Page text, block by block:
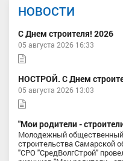
НОВОСТИ
С Днем строителя! 2026
05 августа 2026 16:33
НОСТРОЙ. С Днем
05 августа 2026 13:03
"Мои родители -
Молодежный
строительства Самарской
"СРО "СредВолгСтрой"